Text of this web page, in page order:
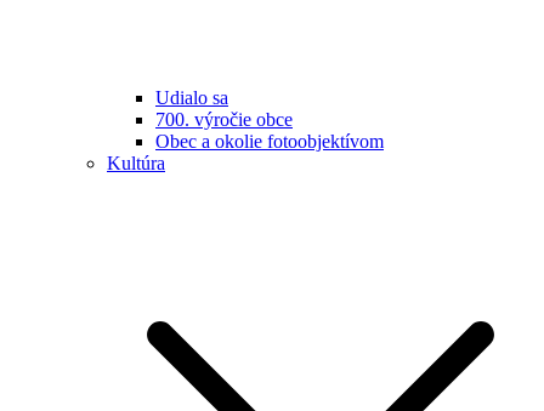
Udialo sa
700. výročie obce
Obec a okolie fotoobjektívom
Kultúra